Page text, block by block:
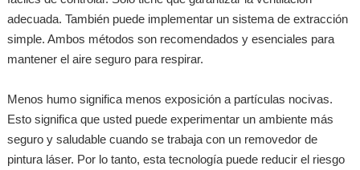
adecuada. También puede implementar un sistema de extracción
simple. Ambos métodos son recomendados y esenciales para
mantener el aire seguro para respirar.
Menos humo significa menos exposición a partículas nocivas.
Esto significa que usted puede experimentar un ambiente más
seguro y saludable cuando se trabaja con un removedor de
pintura láser. Por lo tanto, esta tecnología puede reducir el riesgo